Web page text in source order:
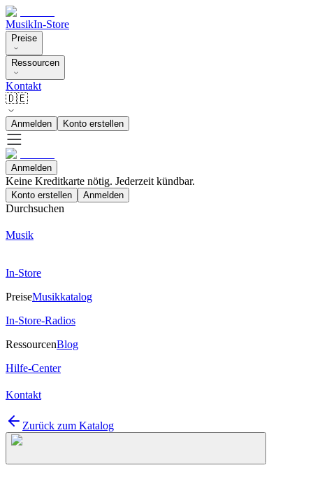
MusikIn-Store
Preise
Ressourcen
Kontakt
🇩🇪
Anmelden Konto erstellen
Anmelden
Keine Kreditkarte nötig. Jederzeit kündbar.
Konto erstellen Anmelden
Durchsuchen
Musik
In-Store
PreiseMusikkatalog
In-Store-Radios
RessourcenBlog
Hilfe-Center
Kontakt
Zurück zum Katalog